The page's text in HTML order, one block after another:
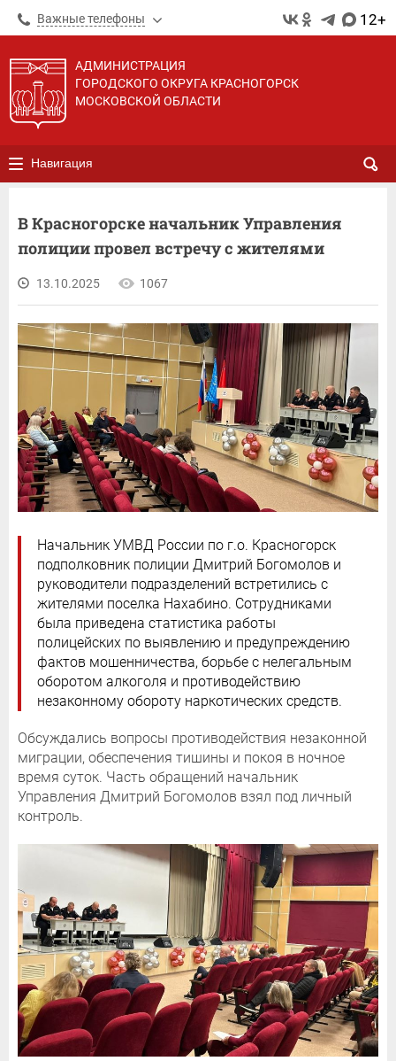
Важные телефоны 12+
АДМИНИСТРАЦИЯ
ГОРОДСКОГО ОКРУГА КРАСНОГОРСК
МОСКОВСКОЙ ОБЛАСТИ
Навигация
В Красногорске начальник Управления
полиции провел встречу с жителями
13.10.2025 1067
Начальник УМВД России по г.о. Красногорск
подполковник полиции Дмитрий Богомолов и
руководители подразделений встретились с
жителями поселка Нахабино. Сотрудниками
была приведена статистика работы
полицейских по выявлению и предупреждению
фактов мошенничества, борьбе с нелегальным
оборотом алкоголя и противодействию
незаконному обороту наркотических средств.
Обсуждались вопросы противодействия незаконной
миграции, обеспечения тишины и покоя в ночное
время суток. Часть обращений начальник
Управления Дмитрий Богомолов взял под личный
контроль.